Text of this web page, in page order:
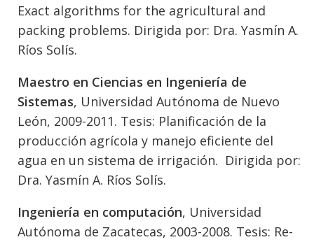
Exact algorithms for the agricultural and
packing problems. Dirigida por: Dra. Yasmín A.
Ríos Solís.
Maestro en Ciencias en Ingeniería de
Sistemas, Universidad Autónoma de Nuevo
León, 2009-2011. Tesis: Planificación de la
producción agrícola y manejo eficiente del
agua en un sistema de irrigación. Dirigida por:
Dra. Yasmín A. Ríos Solís.
Ingeniería en computación, Universidad
Autónoma de Zacatecas, 2003-2008. Tesis: Re-